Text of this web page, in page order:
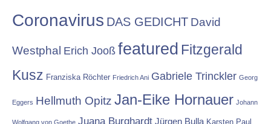
Coronavirus DAS GEDICHT David
Westphal Erich Jooß featured Fitzgerald
Kusz Franziska Röchter Friedrich Ani Gabriele Trinckler Georg
Eggers Hellmuth Opitz Jan-Eike Hornauer Johann
Wolfgang von Goethe Juana Burghardt Jürgen Bulla Karsten Paul